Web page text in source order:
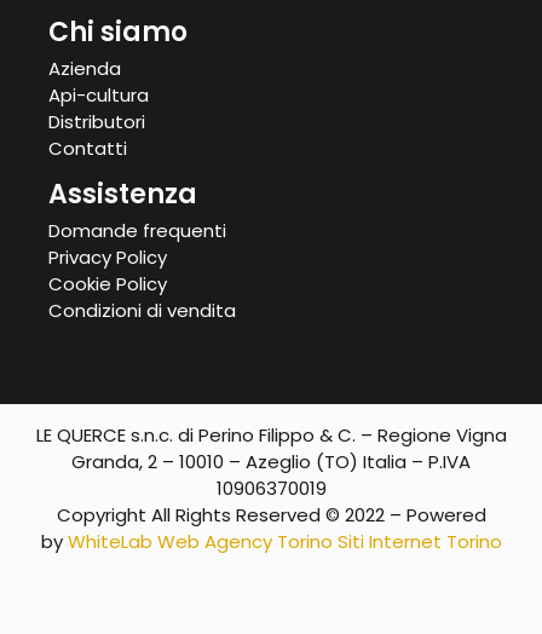
Chi siamo
Azienda
Api-cultura
Distributori
Contatti
Assistenza
Domande frequenti
Privacy Policy
Cookie Policy
Condizioni di vendita
LE QUERCE s.n.c. di Perino Filippo & C. – Regione Vigna
Granda, 2 – 10010 – Azeglio (TO) Italia – P.IVA
10906370019
Copyright All Rights Reserved © 2022 – Powered
byWhiteLab Web Agency Torino Siti Internet Torino